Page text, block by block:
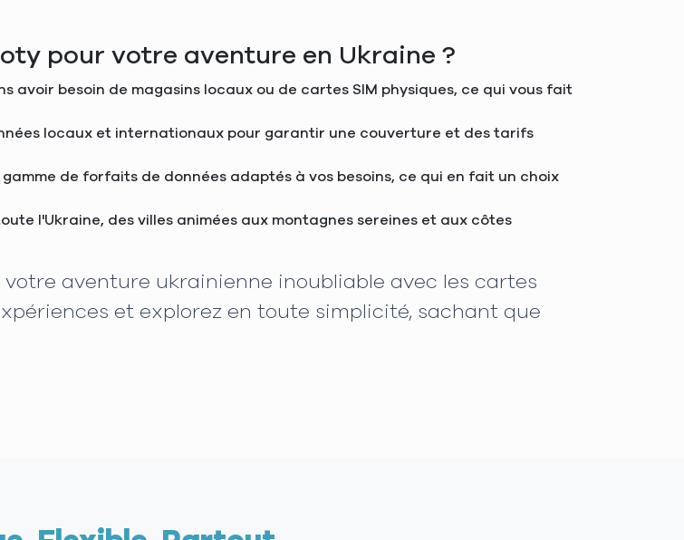
pour votre aventure en Ukraine ?
avoir besoin de magasins locaux ou de cartes SIM physiques, ce qui vous fait
locaux et internationaux pour garantir une couverture et des tarifs
de forfaits de données adaptés à vos besoins, ce qui en fait un choix
l'Ukraine, des villes animées aux montagnes sereines et aux côtes
aventure ukrainienne inoubliable avec les cartes
et explorez en toute simplicité, sachant que